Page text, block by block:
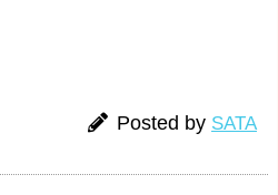
Posted by SATA